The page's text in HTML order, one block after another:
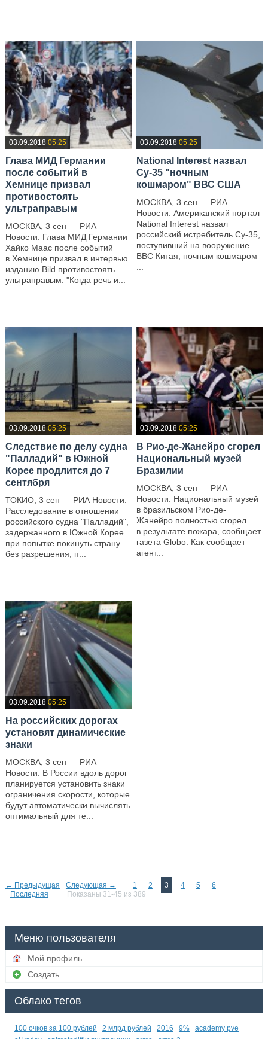
03.09.2018 05:25
Глава МИД Германии
после событий в
Хемнице призвал
противостоять
ультраправым
МОСКВА, 3 сен — РИА
Новости. Глава МИД Германии
Хайко Маас после событий
в Хемнице призвал в интервью
изданию Bild противостоять
ультраправым. "Когда речь и...
03.09.2018 05:25
National Interest назвал
Су-35 "ночным
кошмаром" ВВС США
МОСКВА, 3 сен — РИА
Новости. Американский портал
National Interest назвал
российский истребитель Су-35,
поступивший на вооружение
ВВС Китая, ночным кошмаром
03.09.2018 05:25
Следствие по делу судна
"Палладий" в Южной
Корее продлится до 7
сентября
ТОКИО, 3 сен — РИА Новости.
Расследование в отношении
российского судна "Палладий",
задержанного в Южной Корее
при попытке покинуть страну
без разрешения, п...
03.09.2018 05:25
В Рио-де-Жанейро сгорел
Национальный музей
Бразилии
МОСКВА, 3 сен — РИА
Новости. Национальный музей
в бразильском Рио-де-
Жанейро полностью сгорел
в результате пожара, сообщает
газета Globo. Как сообщает
агент...
03.09.2018 05:25
На российских дорогах
установят динамические
знаки
МОСКВА, 3 сен — РИА
Новости. В России вдоль дорог
планируется установить знаки
ограничения скорости, которые
будут автоматически вычислять
оптимальный для те...
← Предыдущая Следующая → 1 2 3 4 5
6
Последняя
Показаны 31-45 из 389
Меню пользователя
Мой профиль
Создать
Облако тегов
100 очков за 100 рублей 2 млрд рублей 2016 9%
academy pve